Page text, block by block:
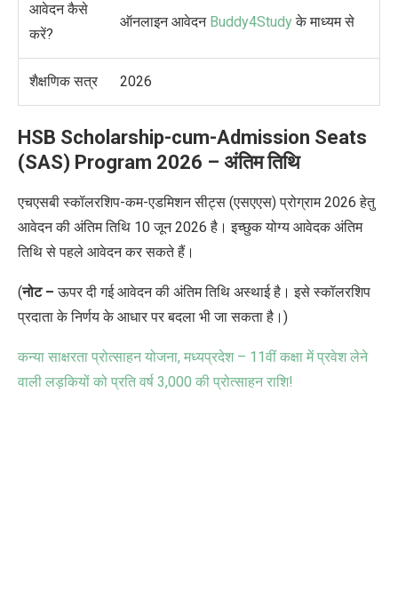
आवेदन कैसे
करें?
ऑनलाइन आवेदन Buddy4Studyके माध्यम से
शैक्षणिक सत्र 2026
HSB Scholarship-cum-Admission Seats
(SAS) Program 2026 – अंतिम तिथि
एचएसबी स्कॉलरशिप-कम-एडमिशन सीट्स (एसएएस) प्रोग्राम 2026 हेतु
आवेदन की अंतिम तिथि 10 जून 2026 है। इच्छुक योग्य आवेदक अंतिम
तिथि से पहले आवेदन कर सकते हैं।
(नोट – ऊपर दी गई आवेदन की अंतिम तिथि अस्थाई है। इसे स्कॉलरशिप
प्रदाता के निर्णय के आधार पर बदला भी जा सकता है।)
कन्या साक्षरता प्रोत्साहन योजना, मध्यप्रदेश – 11वीं कक्षा में प्रवेश लेने
वाली लड़कियों को प्रति वर्ष 3,000 की प्रोत्साहन राशि!